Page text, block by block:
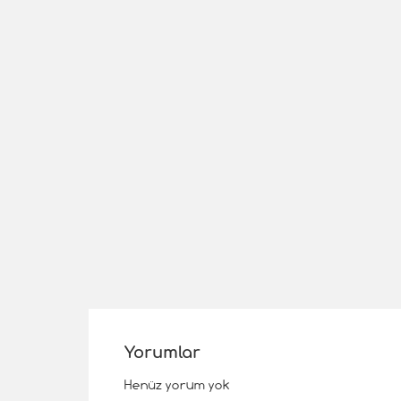
Yorumlar
Henüz yorum yok